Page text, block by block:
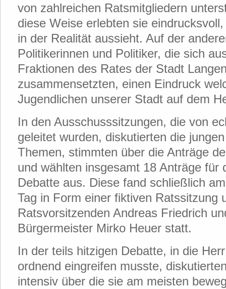
von zahlreichen Ratsmitgliedern
diese Weise erlebten sie
in der Realität aussieht. Auf der
Politikerinnen und Politiker, die sich
Fraktionen des Rates der Stadt
zusammensetzten, einen Eindruck
Jugendlichen unserer Stadt auf dem
In den Ausschusssitzungen, die von
geleitet wurden, diskutierten die
Themen, stimmten über die Anträge
und wählten insgesamt 18 Anträge für
Debatte aus. Diese fand schließlich
Tag in Form einer fiktiven Ratssitzung
Ratsvorsitzenden Andreas Friedrich
Bürgermeister Mirko Heuer statt.
In der teils hitzigen Debatte, in die
ordnend eingreifen musste,
intensiv über die sie am meisten